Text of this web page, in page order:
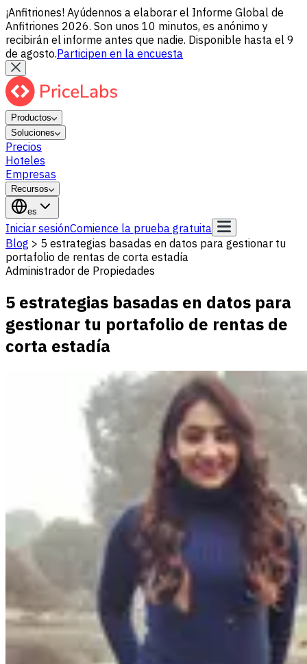
¡Anfitriones! Ayúdennos a elaborar el Informe Global de
Anfitriones 2026. Son unos 10 minutos, es anónimo y
recibirán el informe antes que nadie. Disponible hasta el 9
de agosto.Participen en la encuesta
Productos
Soluciones
Precios
Hoteles
Empresas
Recursos
es
Iniciar sesiónComience la prueba gratuita
Blog > 5 estrategias basadas en datos para gestionar tu
portafolio de rentas de corta estadía
Administrador de Propiedades
5 estrategias basadas en datos para
gestionar tu portafolio de rentas de
corta estadía